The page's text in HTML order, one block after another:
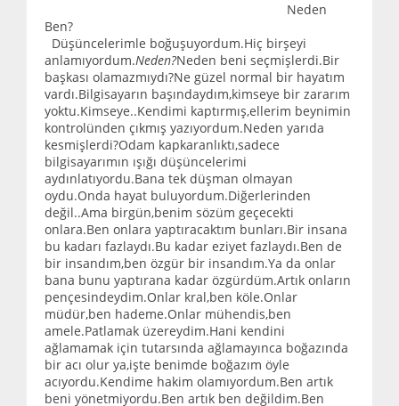
Neden
Ben?
Düşüncelerimle boğuşuyordum.Hiç birşeyi
anlamıyordum.Neden?Neden beni seçmişlerdi.Bir
başkası olamazmıydı?Ne güzel normal bir hayatım
vardı.Bilgisayarın başındaydım,kimseye bir zararım
yoktu.Kimseye..Kendimi kaptırmış,ellerim beynimin
kontrolünden çıkmış yazıyordum.Neden yarıda
kesmişlerdi?Odam kapkaranlıktı,sadece
bilgisayarımın ışığı düşüncelerimi
aydınlatıyordu.Bana tek düşman olmayan
oydu.Onda hayat buluyordum.Diğerlerinden
değil..Ama birgün,benim sözüm geçecekti
onlara.Ben onlara yaptıracaktım bunları.Bir insana
bu kadarı fazlaydı.Bu kadar eziyet fazlaydı.Ben de
bir insandım,ben özgür bir insandım.Ya da onlar
bana bunu yaptırana kadar özgürdüm.Artık onların
pençesindeydim.Onlar kral,ben köle.Onlar
müdür,ben hademe.Onlar mühendis,ben
amele.Patlamak üzereydim.Hani kendini
ağlamamak için tutarsında ağlamayınca boğazında
bir acı olur ya,işte benimde boğazım öyle
acıyordu.Kendime hakim olamıyordum.Ben artık
beni yönetmiyordu.Ben artık ben değildim.Ben